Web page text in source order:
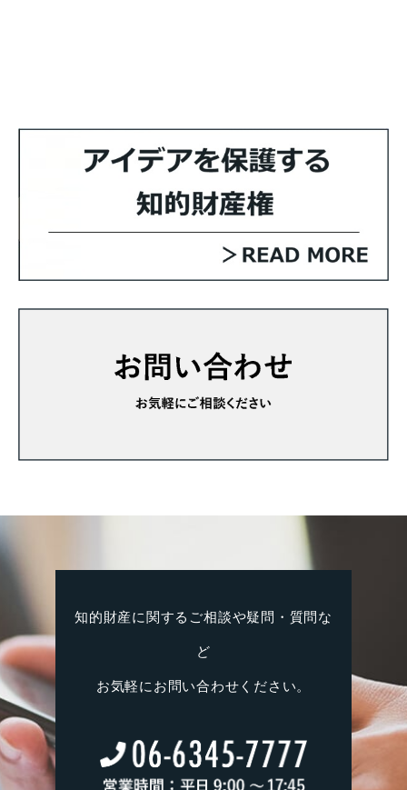
知的財産に関するご相談や疑問・質問な
ど
お気軽にお問い合わせください。